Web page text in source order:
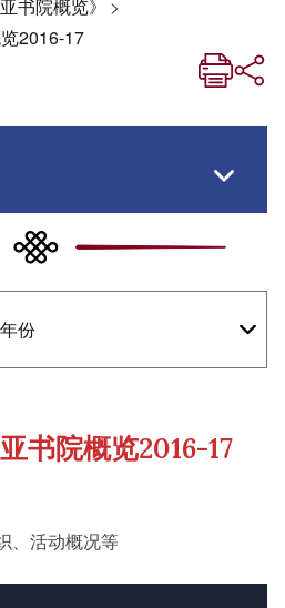
亚书院概览》 >
2016-17
年份
书院概览2016-17
、活动概况等